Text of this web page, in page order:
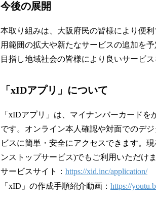
今後の展開
本取り組みは、大阪府民の皆様により便
用範囲の拡大や新たなサービスの追加を
目指し地域社会の皆様により良いサービ
「xIDアプリ」について
「xIDアプリ」は、マイナンバーカード
です。オンライン本人確認や対面でのデ
ビスに簡単・安全にアクセスできます。
ンストップサービス)でもご利用いただけ
サービスサイト： https://xid.inc/application/
「xID」の作成手順紹介動画： https://